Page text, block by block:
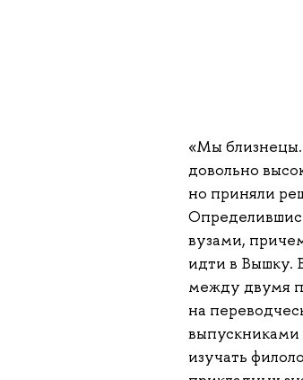
«Мы
довольно
но приняли
вузами,
идти в Вышку.
между двумя
на
изучать